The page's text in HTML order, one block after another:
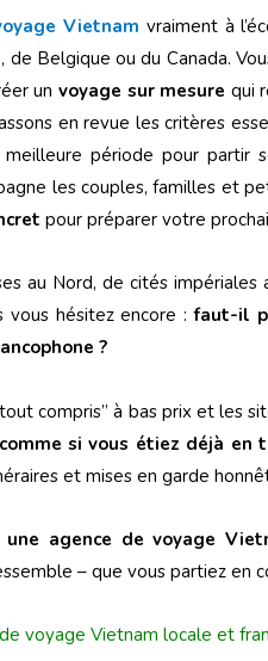
Vietnam vraiment à
de Belgique ou du Canada.
un voyage sur mesure qui
en revue les critères
meilleure période pour
les couples, familles et
pour préparer votre
au Nord, de cités
vous hésitez encore :faut-il
?
compris” à bas prix et les
comme si vous étiez déjà en
et mises en garde
agence de voyage
– que vous partiez en
voyage Vietnam locale et